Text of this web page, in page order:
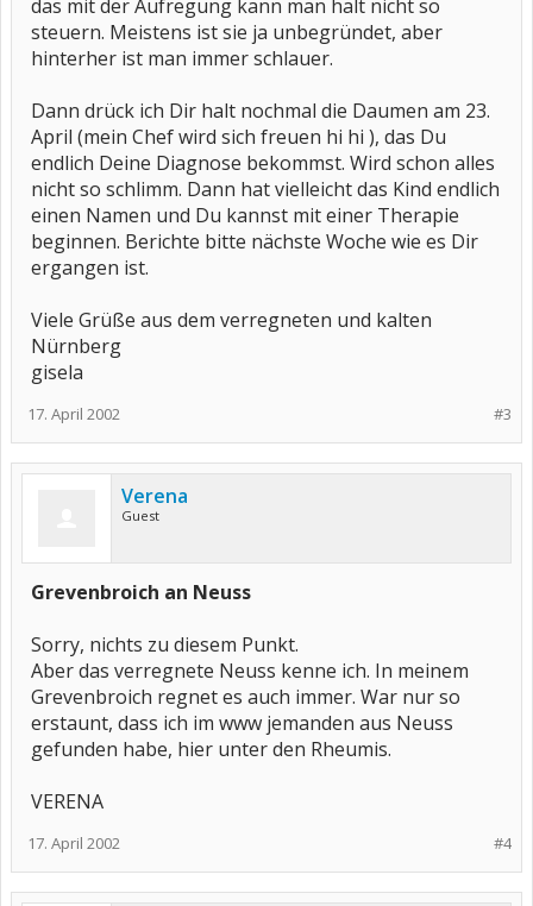
das mit der Aufregung kann man halt nicht so
steuern. Meistens ist sie ja unbegründet, aber
hinterher ist man immer schlauer.
Dann drück ich Dir halt nochmal die Daumen am 23.
April (mein Chef wird sich freuen hi hi ), das Du
endlich Deine Diagnose bekommst. Wird schon alles
nicht so schlimm. Dann hat vielleicht das Kind endlich
einen Namen und Du kannst mit einer Therapie
beginnen. Berichte bitte nächste Woche wie es Dir
ergangen ist.
Viele Grüße aus dem verregneten und kalten
Nürnberg
gisela
#3
17. April 2002
Verena
Guest
Grevenbroich an Neuss
Sorry, nichts zu diesem Punkt.
Aber das verregnete Neuss kenne ich. In meinem
Grevenbroich regnet es auch immer. War nur so
erstaunt, dass ich im www jemanden aus Neuss
gefunden habe, hier unter den Rheumis.
VERENA
#4
17. April 2002